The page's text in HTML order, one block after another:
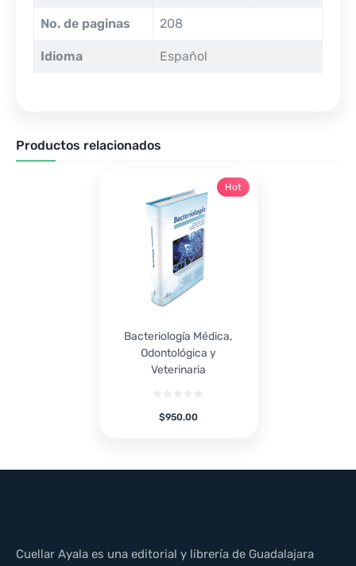
No. de paginas 208
Idioma Español
Productos relacionados
Bacteriología Médica,
Odontológica y
Veterinaria
$950.00
Hot
Cuellar Ayala es una editorial y librería de Guadalajara